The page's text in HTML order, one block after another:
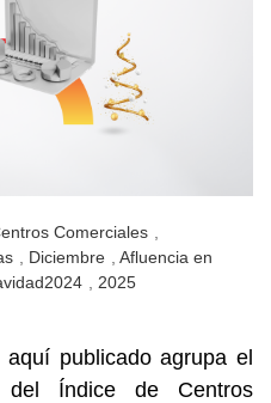
Comerciales
Diciembre
Afluencia en
2025
publicado agrupa el
del Índice de Centros